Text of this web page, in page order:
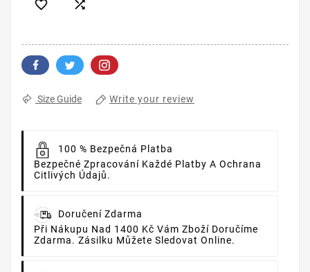
 
Size Guide Write your review
100 % Bezpečná Platba
Bezpečné Zpracování Každé Platby A Ochrana
Citlivých Údajů.
Doručení Zdarma
Při Nákupu Nad 1400 Kč Vám Zboží Doručíme
Zdarma. Zásilku Můžete Sledovat Online.